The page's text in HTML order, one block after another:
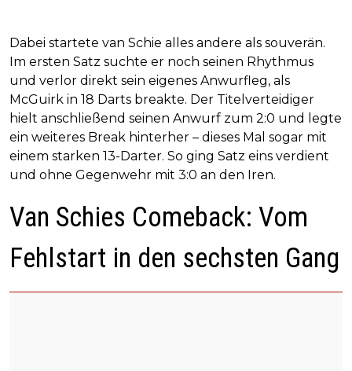
Dabei startete van Schie alles andere als souverän.
Im ersten Satz suchte er noch seinen Rhythmus
und verlor direkt sein eigenes Anwurfleg, als
McGuirk in 18 Darts breakte. Der Titelverteidiger
hielt anschließend seinen Anwurf zum 2:0 und legte
ein weiteres Break hinterher – dieses Mal sogar mit
einem starken 13-Darter. So ging Satz eins verdient
und ohne Gegenwehr mit 3:0 an den Iren.
Van Schies Comeback: Vom
Fehlstart in den sechsten Gang